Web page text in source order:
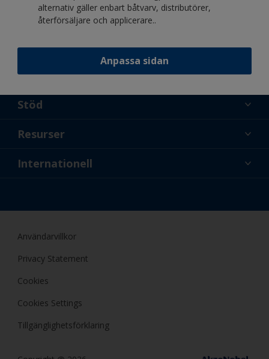
alternativ gäller enbart båtvarv, distributörer,
återförsäljare och applicerare..
Anpassa sidan
Följ International:
Stöd
Om oss
Resurser
Nyheter
Internationell
Användarvillkor
Privacy Statement
Cookies
Cookies Settings
Tillgänglighetsförklaring